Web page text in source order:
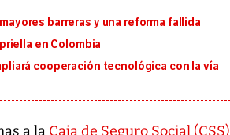
barreras y una reforma fallida
en Colombia
cooperación tecnológica con la vía
a la Caja de Seguro Social (CSS)